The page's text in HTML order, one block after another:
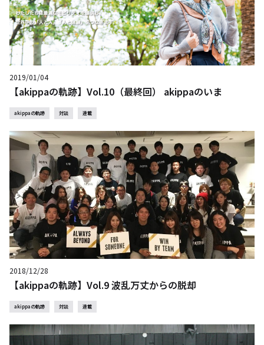
2019/01/04
【akippaの軌跡】Vol.10（最終回） akippaのいま
akippaの軌跡 対談 連載
2018/12/28
【akippaの軌跡】Vol.9 波乱万丈からの脱却
akippaの軌跡 対談 連載